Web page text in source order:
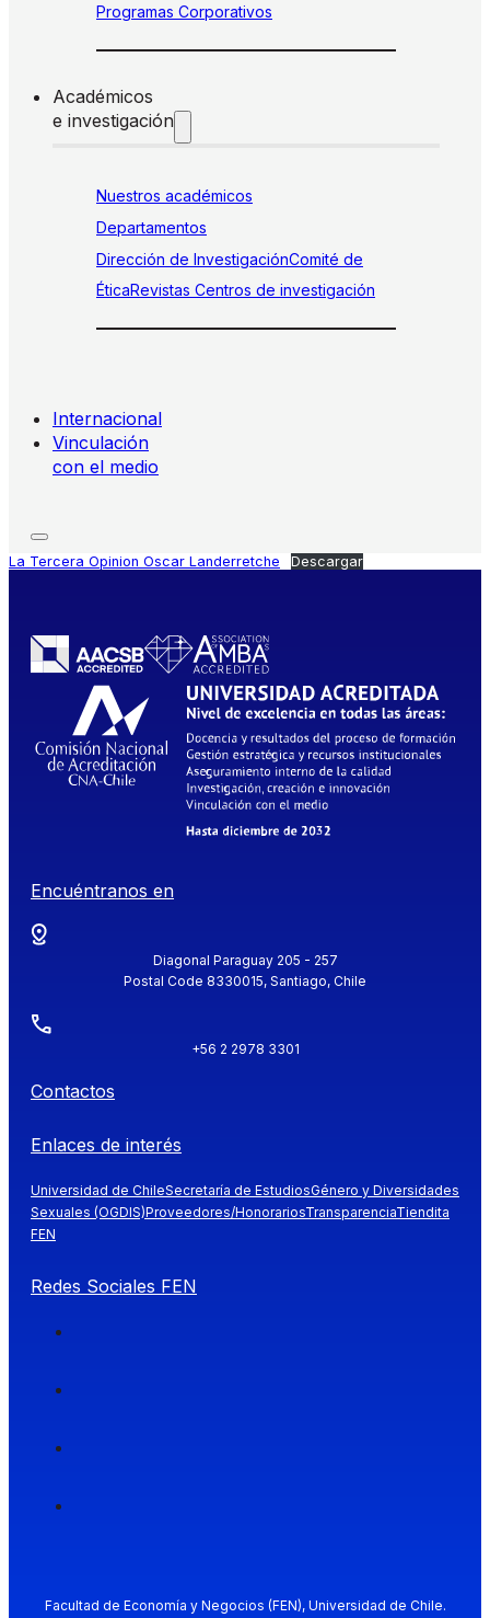
Programas Corporativos
Académicos
e investigación
Nuestros académicos
Departamentos
Dirección de InvestigaciónComité de
ÉticaRevistas Centros de investigación
Internacional
Vinculación
con el medio
La Tercera Opinion Oscar Landerretche Descargar
Encuéntranos en
Diagonal Paraguay 205 - 257
Postal Code 8330015, Santiago, Chile
+56 2 2978 3301
Contactos
Enlaces de interés
Universidad de ChileSecretaría de EstudiosGénero y Diversidades
Sexuales (OGDIS)Proveedores/HonorariosTransparenciaTiendita
FEN
Redes Sociales FEN
Facultad de Economía y Negocios (FEN), Universidad de Chile.